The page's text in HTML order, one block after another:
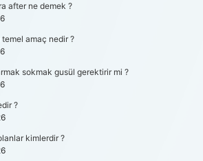
after ne demek ?
temel amaç nedir ?
sokmak gusül gerektirir mi ?
?
kimlerdir ?